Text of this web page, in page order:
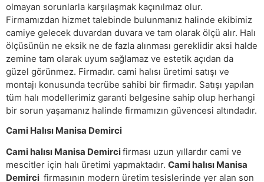
olmayan sorunlarla karşılaşmak kaçınılmaz olur.
Firmamızdan hizmet talebinde bulunmanız halinde ekibimiz
camiye gelecek duvardan duvara ve tam olarak ölçü alır. Halı
ölçüsünün ne eksik ne de fazla alınması gereklidir aksi halde
zemine tam olarak uyum sağlamaz ve estetik açıdan da
güzel görünmez. Firmadır. cami halısı üretimi satışı ve
montajı konusunda tecrübe sahibi bir firmadır. Satışı yapılan
tüm halı modellerimiz garanti belgesine sahip olup herhangi
bir sorun yaşamanız halinde firmamızın güvencesi altındadır.
Cami Halısı Manisa Demirci
Cami halısı Manisa Demircifirması uzun yıllardır cami ve
mescitler için halı üretimi yapmaktadır. Cami halısı Manisa
Demirci firmasının modern üretim tesislerinde yer alan son